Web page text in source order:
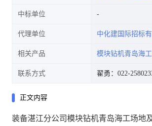
中标单位
代理单位 中化建国际招标
相关产品 模块钻机青岛海
联系方式 翟勇：022-
正文内容
装备湛江分公司模块钻机青岛海工场地